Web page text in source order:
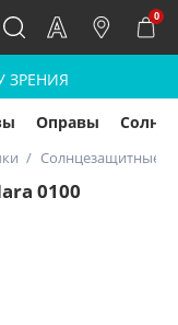
0
ЗРЕНИЯ
Оправы
Солнцезащитные
0100